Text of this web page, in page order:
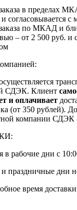
в пределах
согласовывается с
заказа по МКАД и
– от 2 500 руб. и
СДЭК. Клиент
и оплачивает
(от 350 рублей).
компании СДЭК
в рабочие дни с
праздничные дни
время доставки